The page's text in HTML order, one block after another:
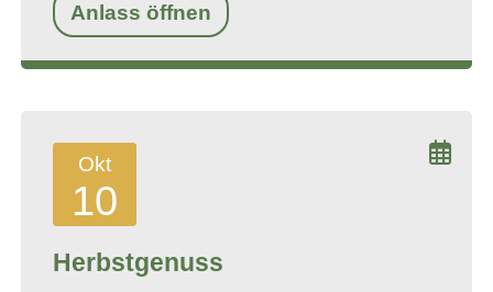
Anlass öffnen
Okt
10
Herbstgenuss